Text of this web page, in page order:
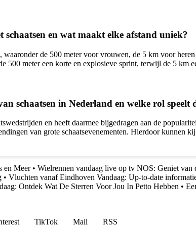
en wat maakt elke afstand uniek?
waaronder de 500 meter voor vrouwen, de 5 km voor
500 meter een korte en explosieve sprint, terwijl de 5 km
schaatsen in Nederland en welke rol speelt
en heeft daarmee bijgedragen aan de
van grote schaatsevenementen. Hierdoor kunnen
en Meer• Wielrennen vandaag live op tv NOS: Geniet van
• Vluchten vanaf Eindhoven Vandaag: Up-to-date
Ontdek Wat De Sterren Voor Jou In Petto Hebben •
TikTok Mail
RSS